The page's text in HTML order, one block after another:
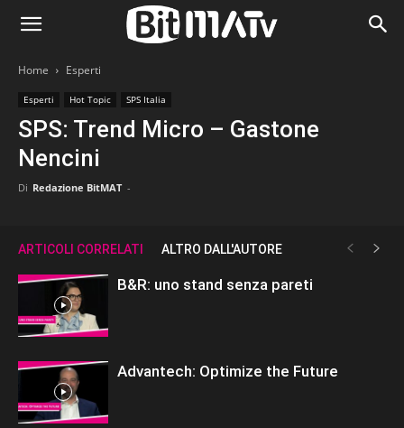
Home Esperti
Esperti Hot Topic SPS Italia
SPS: Trend Micro – Gastone
Nencini
Di Redazione BitMAT -
ARTICOLI CORRELATI ALTRO DALL'AUTORE
B&R: uno stand senza pareti
Advantech: Optimize the Future